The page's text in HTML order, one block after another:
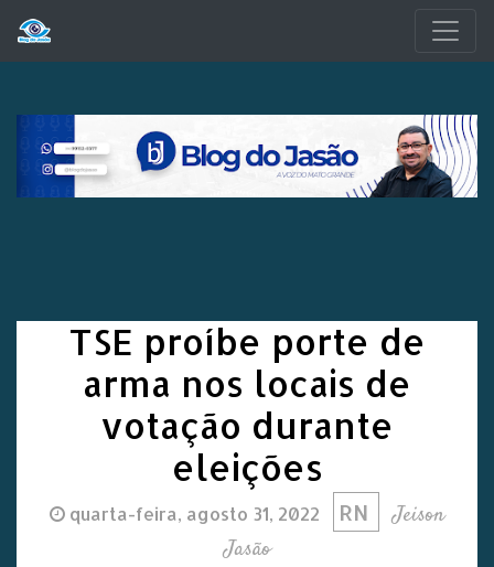
TSE proíbe porte de
arma nos locais de
votação durante
eleições
quarta-feira, agosto 31, 2022 RN
Jeison
Jasão